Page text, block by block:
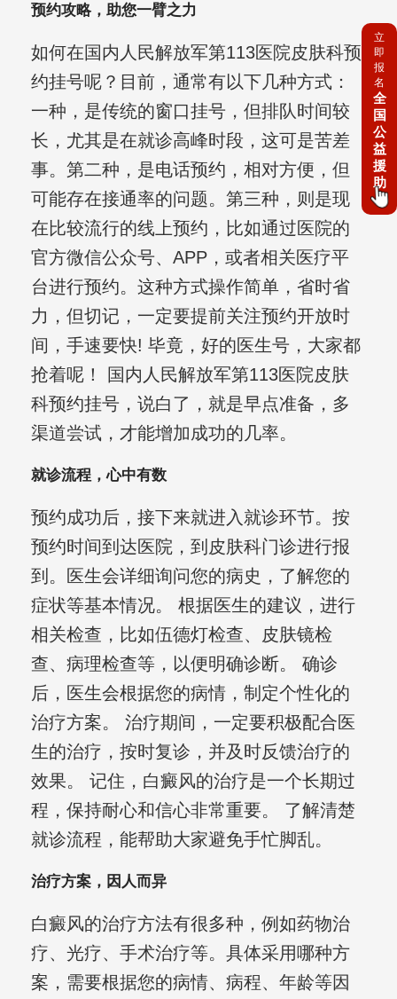
预约攻略，助您一臂之力
如何在国内人民解放军第113医院皮肤科预
约挂号呢？目前，通常有以下几种方式：
一种，是传统的窗口挂号，但排队时间较
长，尤其是在就诊高峰时段，这可是苦差
事。第二种，是电话预约，相对方便，但
可能存在接通率的问题。第三种，则是现
在比较流行的线上预约，比如通过医院的
官方微信公众号、APP，或者相关医疗平
台进行预约。这种方式操作简单，省时省
力，但切记，一定要提前关注预约开放时
间，手速要快! 毕竟，好的医生号，大家都
抢着呢！ 国内人民解放军第113医院皮肤
科预约挂号，说白了，就是早点准备，多
渠道尝试，才能增加成功的几率。
就诊流程，心中有数
预约成功后，接下来就进入就诊环节。按
预约时间到达医院，到皮肤科门诊进行报
到。医生会详细询问您的病史，了解您的
症状等基本情况。 根据医生的建议，进行
相关检查，比如伍德灯检查、皮肤镜检
查、病理检查等，以便明确诊断。 确诊
后，医生会根据您的病情，制定个性化的
治疗方案。 治疗期间，一定要积极配合医
生的治疗，按时复诊，并及时反馈治疗的
效果。 记住，白癜风的治疗是一个长期过
程，保持耐心和信心非常重要。 了解清楚
就诊流程，能帮助大家避免手忙脚乱。
治疗方案，因人而异
白癜风的治疗方法有很多种，例如药物治
疗、光疗、手术治疗等。具体采用哪种方
案，需要根据您的病情、病程、年龄等因
立
即
报
名
全
国
公
益
援
助